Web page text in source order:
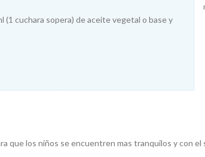
(1 cuchara sopera) de aceite vegetal o base y
que los niños se encuentren mas tranquilos y con